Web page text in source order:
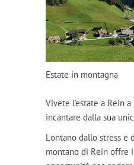
Estate in montagna
Vivete l'estate a Rein a
incantare dalla sua
Lontano dallo stress e
montano di Rein offre